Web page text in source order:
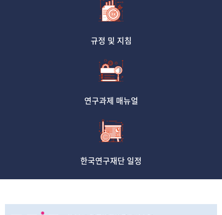
규정 및 지침
연구과제 매뉴얼
한국연구재단 일정